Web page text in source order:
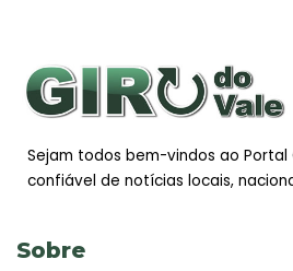
Sejam todos bem-vindos ao Portal
confiável de notícias locais,
Sobre